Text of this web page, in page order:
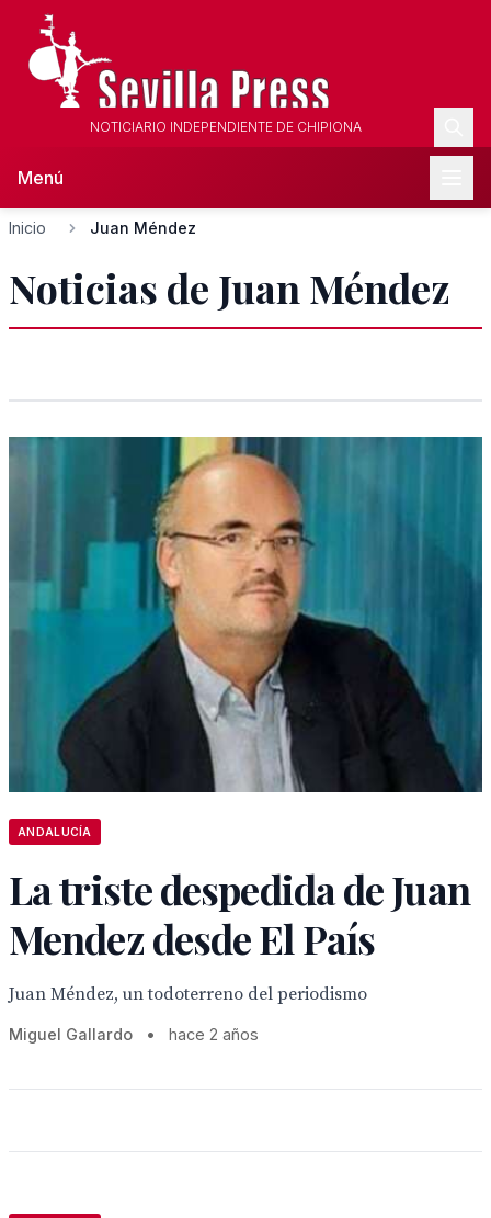
NOTICIARIO INDEPENDIENTE DE CHIPIONA
Menú
Inicio Juan Méndez
Noticias de Juan Méndez
ANDALUCÍA
La triste despedida de Juan
Mendez desde El País
Juan Méndez, un todoterreno del periodismo
Miguel Gallardo • hace 2 años